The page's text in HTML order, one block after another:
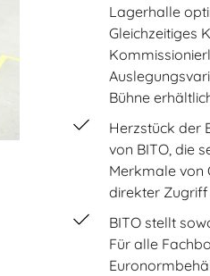
Lagerhalle
Gleichzeitiges
Bühne
Herzstück der
von BITO, die
Merkmale von
direkter
BITO stellt
Für alle